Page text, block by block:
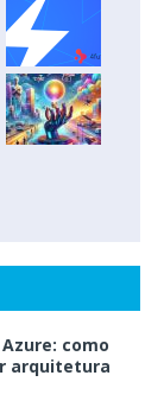
como
arquitetura